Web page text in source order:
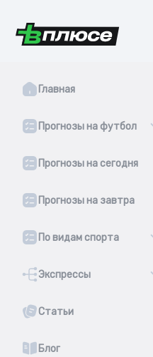
Главная
Прогнозы на футбол
Прогнозы на сегодня
Прогнозы на завтра
По видам спорта
Экспрессы
Статьи
Блог